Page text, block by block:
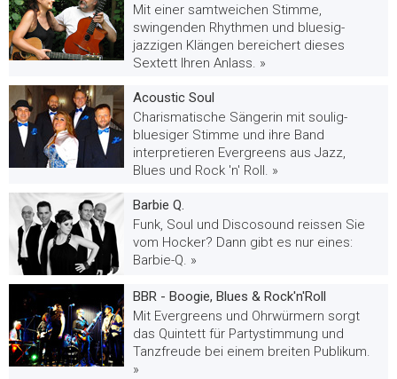
Mit einer samtweichen Stimme,
swingenden Rhythmen und bluesig-
jazzigen Klängen bereichert dieses
Sextett Ihren Anlass. »
Acoustic Soul
Charismatische Sängerin mit soulig-
bluesiger Stimme und ihre Band
interpretieren Evergreens aus Jazz,
Blues und Rock 'n' Roll. »
Barbie Q.
Funk, Soul und Discosound reissen Sie
vom Hocker? Dann gibt es nur eines:
Barbie-Q. »
BBR - Boogie, Blues & Rock'n'Roll
Mit Evergreens und Ohrwürmern sorgt
das Quintett für Partystimmung und
Tanzfreude bei einem breiten Publikum.
»